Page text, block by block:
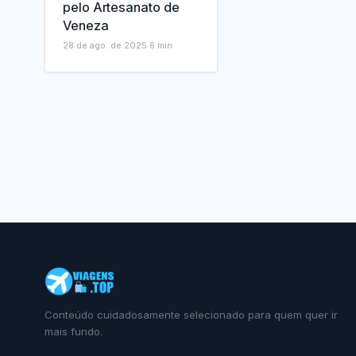
pelo Artesanato de
Veneza
28 de ago. de 2025 6 min
Conteúdo cuidadosamente selecionado para quem quer ir
mais fundo.